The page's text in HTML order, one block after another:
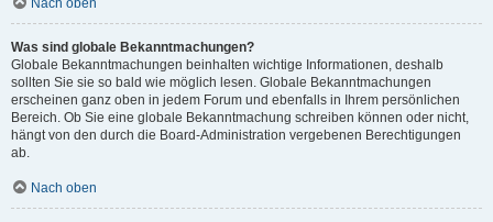
Nach oben
Was sind globale Bekanntmachungen?
Globale Bekanntmachungen beinhalten wichtige Informationen, deshalb
sollten Sie sie so bald wie möglich lesen. Globale Bekanntmachungen
erscheinen ganz oben in jedem Forum und ebenfalls in Ihrem persönlichen
Bereich. Ob Sie eine globale Bekanntmachung schreiben können oder nicht,
hängt von den durch die Board-Administration vergebenen Berechtigungen
ab.
Nach oben